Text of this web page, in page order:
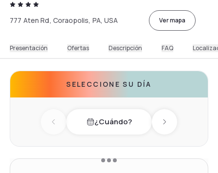
777 Aten Rd, Coraopolis, PA, USA Ver mapa
Presentación Ofertas Descripción FAQ
SELECCIONE SU DÍA
Previous day¿Cuándo? Next day